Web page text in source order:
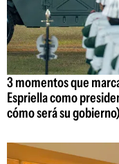
3 momentos que
Espriella como
cómo será su gobierno)